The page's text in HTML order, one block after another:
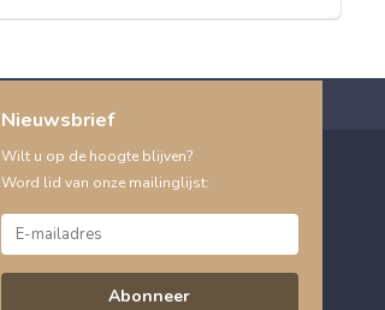
Nieuwsbrief
Wilt u op de hoogte blijven?
Word lid van onze mailinglijst:
Abonneer